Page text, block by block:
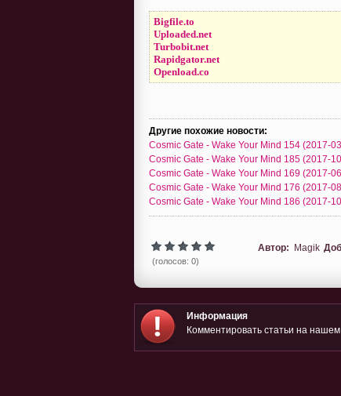
Bigfile.to
Uploaded.net
Turbobit.net
Rapidgator.net
Openload.co
Другие похожие новости:
Cosmic Gate - Wake Your Mind 154 (2017-
Cosmic Gate - Wake Your Mind 185 (2017-
Cosmic Gate - Wake Your Mind 169 (2017-
Cosmic Gate - Wake Your Mind 176 (2017-
Cosmic Gate - Wake Your Mind 186 (2017-
(голосов: 0)
Автор: Magik
Информация
Комментировать статьи на